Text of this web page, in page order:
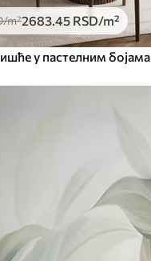
/m²2683 .45 RSD/m²
у пастелним бојама